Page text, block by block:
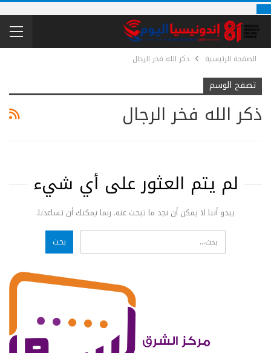
الصفحة الرئيسية ذكر الله فخر الرجال
تصفح الوسم
ذكر الله فخر الرجال
لم يتم العثور على أي شيء
يبدو أننا لا يمكن أن نجد ما تبحث عنه. ربما يمكنك أن تساعدنا.